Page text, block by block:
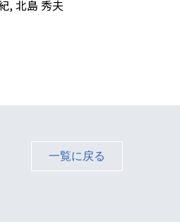
, 北島 秀夫
一覧に戻る